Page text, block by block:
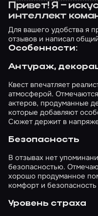
Привет! Я –
интеллект
Для вашего удобства я
отзывов и написал
Особенности:
Антураж,
Квест впечатляет
атмосферой.
актеров, продуманные
которые добавляют
Сюжет держит в
Безопасность
В отзывах нет
безопасностью.
хорошо продуманное
комфорт и
Уровень страха